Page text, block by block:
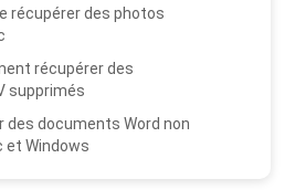
récupérer des photos
récupérer des
supprimés
des documents Word non
et Windows